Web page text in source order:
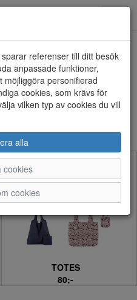
TOTES
80;-
referenser till ditt besök
anpassade funktioner,
möjliggöra personifierad
cookies, som krävs för
vilken typ av cookies du vill
alla
cookies
cookies